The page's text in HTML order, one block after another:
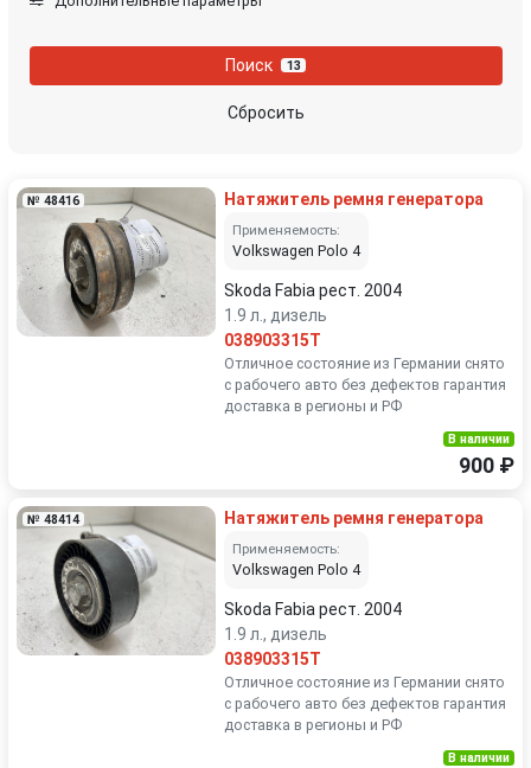
Поиск 13
Сбросить
№ 48416 Натяжитель ремня генератора
Применяемость:
Volkswagen Polo 4
Skoda Fabia рест. 2004
1.9 л., дизель
038903315T
Отличное состояние из Германии снято
с рабочего авто без дефектов гарантия
доставка в регионы и РФ
В наличии
900 ₽
№ 48414 Натяжитель ремня генератора
Применяемость:
Volkswagen Polo 4
Skoda Fabia рест. 2004
1.9 л., дизель
038903315T
Отличное состояние из Германии снято
с рабочего авто без дефектов гарантия
доставка в регионы и РФ
В наличии